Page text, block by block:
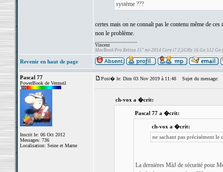
système ???
certes mais on ne connaît pas le contenu même de
non le problème.
Vincent
MacBook Pro Retina 15" mi-2014 Core i7 2,5GHz 16 Go 512 Go
Revenir en haut de page
Pascal 77
PowerBook de Vermeil
Inscrit le: 06 Oct 2012
Messages: 736
Localisation: Seine et Marne
Post� le: Dim 03 Nov 2019 à 11:48 Sujet du message:
ch-vox a �crit:
Pascal 77 a �crit:
ch-vox a �crit:
ne sachant pas précisément le
La dernières MàJ de sécurité pour